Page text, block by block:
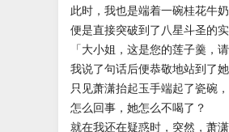
此时，我也是端着一碗桂花牛
便是直接突破到了八星斗圣的
「大小姐，这是您的莲子羹，请
我说了句话后便恭敬地站到了
只见萧潇抬起玉手端起了瓷碗
怎么回事，她怎么不喝了？
就在我还在疑惑时，突然，萧